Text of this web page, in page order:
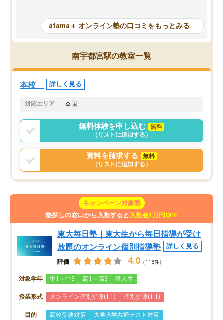
が、自分で自分の管理ができない人に
とっては難しい部分もあるのではない
かと思った。
元数が可視化されるので
しながら意欲的に取り組
常に効果を実感している
になった現在も大学受験
して利用しており、自信
すめできる塾です。
atama＋ オンライン塾の口コミをもっとみる
南宇都宮駅の教室一覧
本校 詳しく見る
対応エリア 全国
無料体験を申し込む
無料
（リストに追加する）
資料を請求する
無料
（リストに追加する）
キャンペーン対象塾
塾探しの窓口から入塾すると 入塾金1万円OFF
東大毎日塾｜東大生から毎日指導が受け
放題のオンライン個別指導塾
詳しく見る
評価 4.0 （116件）
対象学年 中1～中3 高1～高3 浪人生
授業形式 オンライン個別指導(1:1) 個別指導(1:1)
目的 高校受験対策
大学入学共通テスト対策